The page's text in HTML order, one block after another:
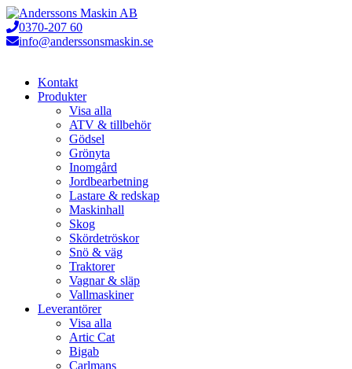
Hoppa
till
innehåll
0370-207 60
info@anderssonsmaskin.se
Kontakt
Produkter
Visa alla
ATV & tillbehör
Gödsel
Grönyta
Inomgård
Jordbearbetning
Lastare & redskap
Maskinhall
Skog
Skördetröskor
Snö & väg
Traktorer
Vagnar & släp
Vallmaskiner
Leverantörer
Visa alla
Artic Cat
Bigab
Carlmans